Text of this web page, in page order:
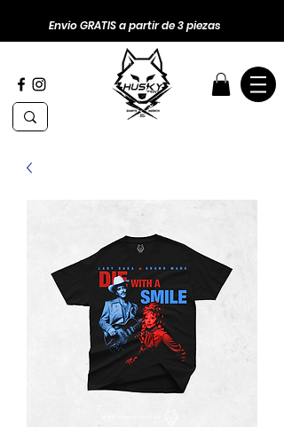
Envio GRATIS a partir de 3 piezas